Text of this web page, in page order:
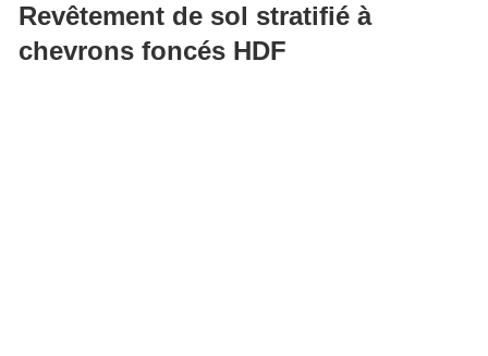
Plancher à chevrons Revêtement de sol stratifié à chevrons
foncés HDF
Revêtement de sol stratifié à
chevrons foncés HDF